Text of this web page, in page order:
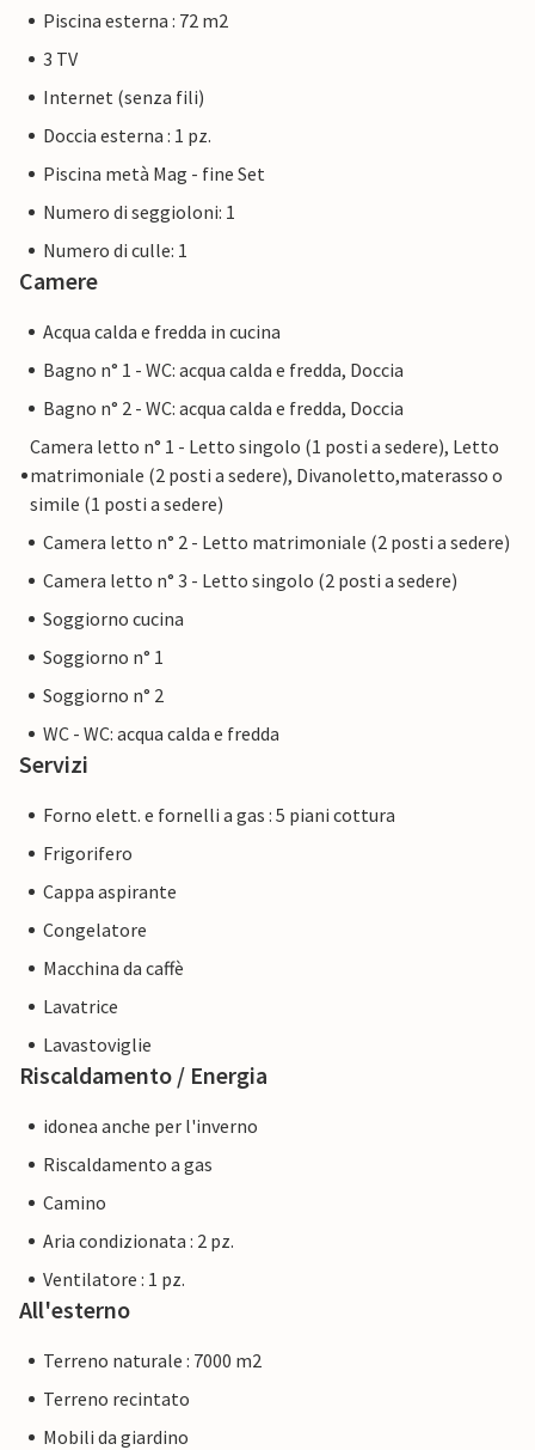
Piscina esterna : 72 m2
3 TV
Internet (senza fili)
Doccia esterna : 1 pz.
Piscina metà Mag - fine Set
Numero di seggioloni: 1
Numero di culle: 1
Camere
Acqua calda e fredda in cucina
Bagno n° 1 - WC: acqua calda e fredda, Doccia
Bagno n° 2 - WC: acqua calda e fredda, Doccia
Camera letto n° 1 - Letto singolo (1 posti a sedere), Letto
matrimoniale (2 posti a sedere), Divanoletto,materasso o
simile (1 posti a sedere)
Camera letto n° 2 - Letto matrimoniale (2 posti a sedere)
Camera letto n° 3 - Letto singolo (2 posti a sedere)
Soggiorno cucina
Soggiorno n° 1
Soggiorno n° 2
WC - WC: acqua calda e fredda
Servizi
Forno elett. e fornelli a gas : 5 piani cottura
Frigorifero
Cappa aspirante
Congelatore
Macchina da caffè
Lavatrice
Lavastoviglie
Riscaldamento / Energia
idonea anche per l'inverno
Riscaldamento a gas
Camino
Aria condizionata : 2 pz.
Ventilatore : 1 pz.
All'esterno
Terreno naturale : 7000 m2
Terreno recintato
Mobili da giardino